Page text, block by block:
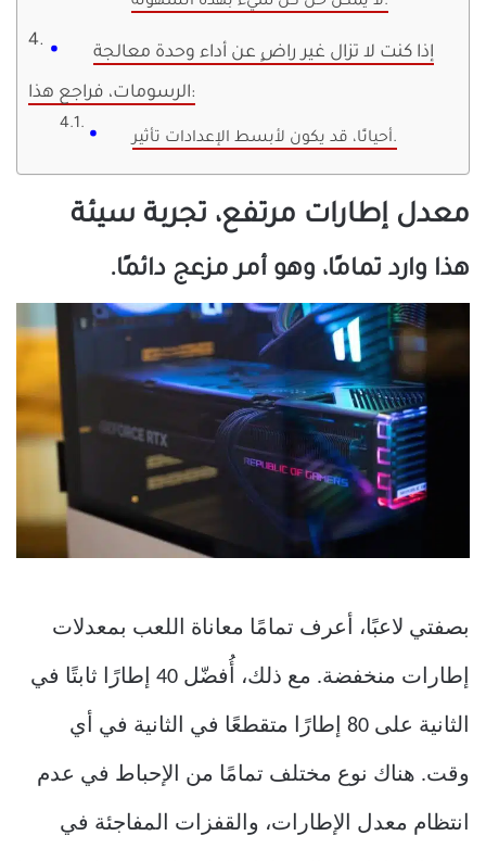
إذا كنت لا تزال غير راضٍ عن أداء وحدة معالجة
الرسومات، فراجع هذا:
أحيانًا، قد يكون لأبسط الإعدادات تأثير.
معدل إطارات مرتفع، تجربة سيئة
هذا وارد تمامًا، وهو أمر مزعج دائمًا.
بصفتي لاعبًا، أعرف تمامًا معاناة اللعب بمعدلات
إطارات منخفضة. مع ذلك، أُفضّل 40 إطارًا ثابتًا في
الثانية على 80 إطارًا متقطعًا في الثانية في أي
وقت. هناك نوع مختلف تمامًا من الإحباط في عدم
انتظام معدل الإطارات، والقفزات المفاجئة في